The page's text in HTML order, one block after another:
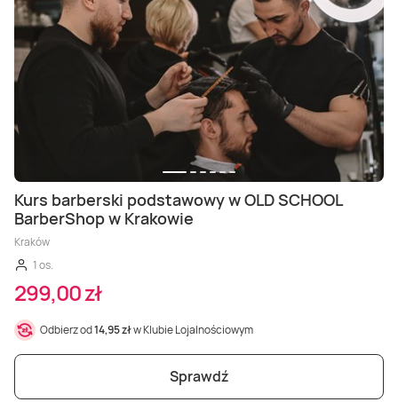
Kurs barberski podstawowy w OLD SCHOOL
BarberShop w Krakowie
Kraków
1 os.
299,00 zł
Odbierz od14,95 złw Klubie Lojalnościowym
Sprawdź